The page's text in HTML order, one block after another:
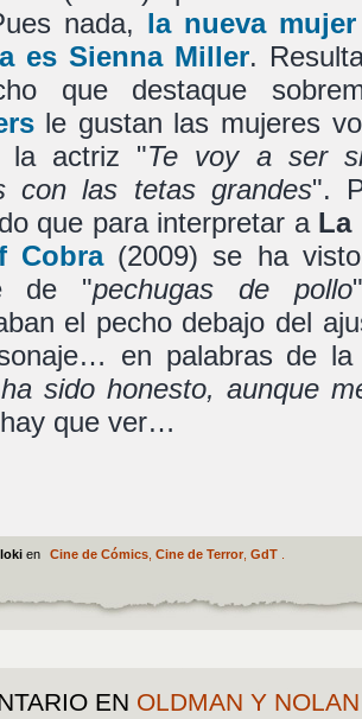
nada, la nueva
es Sienna Miller.
que destaque
le gustan las mujeres
la actriz "Te voy a ser
con las tetas grandes".
que para interpretar a La
Cobra(2009) se ha
de "pechugas de pollo
el pecho debajo del
en palabras de
sido honesto, aunque
que ver…
en Cine de Cómics, Cine de Terror, GdT.
EN OLDMAN Y